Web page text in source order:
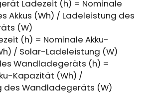
auf Hochtouren!
15% Rabatt, sobald die
ist
Anmeldung
erstellen
Ladezeit (h) = Nominale
Akkus (Wh) / Ladeleistung des
(W)
(h) = Nominale Akku-
/ Solar-Ladeleistung (W)
Wandladegeräts (h) =
Kapazität (Wh) /
des Wandladegeräts (W)